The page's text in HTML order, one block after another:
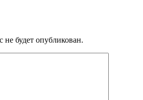
будет опубликован.